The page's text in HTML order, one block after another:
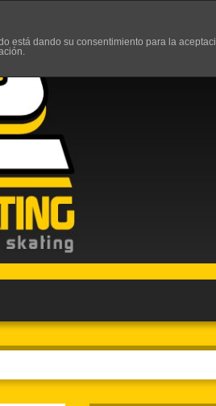
está dando su consentimiento para la